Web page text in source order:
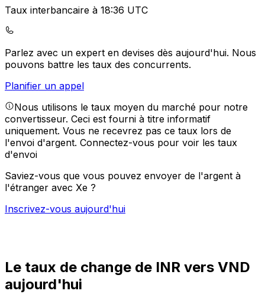
Taux interbancaire à 18:36 UTC
Parlez avec un expert en devises dès aujourd'hui. Nous
pouvons battre les taux des concurrents.
Planifier un appel
Nous utilisons le taux moyen du marché pour notre
convertisseur. Ceci est fourni à titre informatif
uniquement. Vous ne recevrez pas ce taux lors de
l'envoi d'argent. Connectez-vous pour voir les taux
d'envoi
Saviez-vous que vous pouvez envoyer de l'argent à
l'étranger avec Xe ?
Inscrivez-vous aujourd'hui
Le taux de change de INR vers VND
aujourd'hui